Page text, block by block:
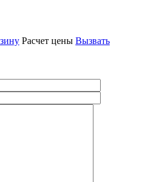
Расчет цены Вызвать